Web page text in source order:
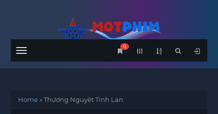
Menu
0
Home»Thương Nguyệt Tinh Lan